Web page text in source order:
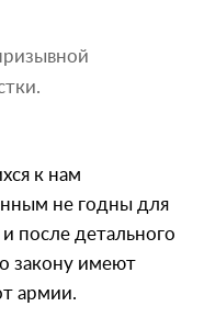
к нам
не годны для
после детального
закону имеют
армии.